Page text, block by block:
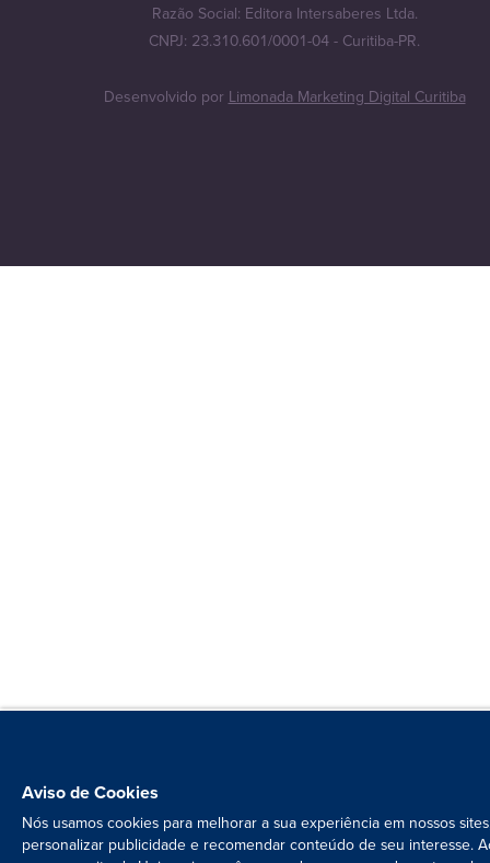
Razão Social: Editora Intersaberes Ltda.
CNPJ: 23.310.601/0001-04 - Curitiba-PR.
Desenvolvido por Limonada Marketing Digital Curitiba
Aviso de Cookies
Nós usamos cookies para melhorar a sua experiência em nossos
personalizar publicidade e recomendar conteúdo de seu interesse.